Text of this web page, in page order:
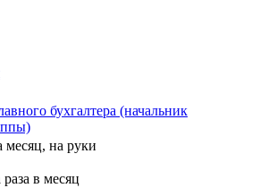
бухгалтера (начальник
месяц, на руки
в месяц